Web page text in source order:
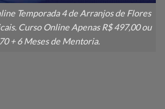
Temporada 4 de Arranjos de Flores
Curso Online Apenas R$ 497,00 ou
+ 6 Meses de Mentoria.